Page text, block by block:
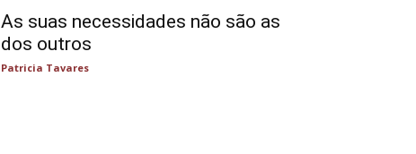
As suas necessidades não são as
dos outros
Patricia Tavares